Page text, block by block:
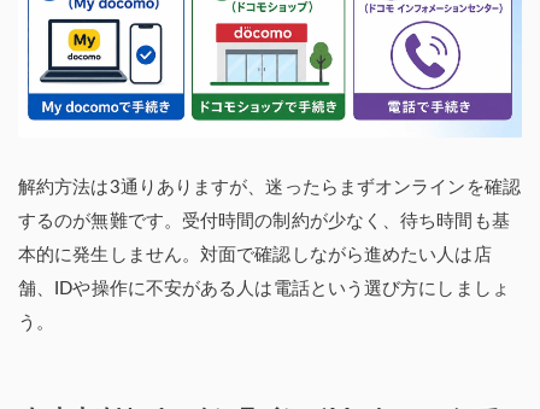
解約方法は3通りありますが、迷ったらまずオンラインを確認
するのが無難です。受付時間の制約が少なく、待ち時間も基
本的に発生しません。対面で確認しながら進めたい人は店
舗、IDや操作に不安がある人は電話という選び方にしましょ
う。